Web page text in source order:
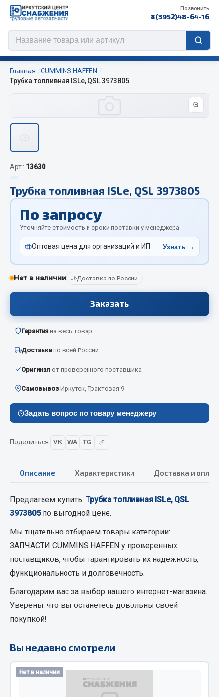
Позвонить
8(3952)48-64-16
QITONG
Весь раздел
Отопители салона, подогреватели
Автономные воздушные отопители
Отопители салона
Автозвук
Аксессуары автомобильные
Аптечки и знаки автомобильные
Брызговики
Вымпела
Смазочные материалы
Весь раздел
МЕТИЗЫ
Кольца стопорные
Главная
CUMMINS HAFFEN
Трубка топливная ISLe, QSL 3973805
Арт.: 13630
Трубка топливная ISLe, QSL 3973805
По запросу
Уточняйте стоимость и сроки поставки у менеджера
Оптовая цена для организаций и ИП Узнать →
Нет в наличии Доставка по России
Заказать
Гарантия на весь товар
Доставка по всей России
Оригинал от проверенного поставщика
Самовывоз Иркутск, Трактовая 9
Задать вопрос по товару менеджеру
Поделиться: VK WA TG
Описание Характеристики Доставка и
Предлагаем купить: Трубка топливная ISLe, QSL
3973805по выгодной цене.
Мы тщательно отбираем товары категории:
ЗАПЧАСТИ CUMMINS HAFFEN у проверенных
поставщиков, чтобы гарантировать их надежность,
функциональность и долговечность.
Благодарим вас за выбор нашего интернет-магазина.
Уверены, что вы останетесь довольны своей
покупкой!
Вы недавно смотрели
Нет в наличии